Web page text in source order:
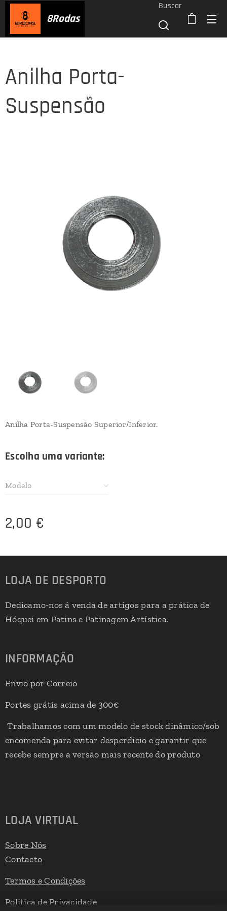
8Rodas
Buscar
Anilha Porta-
Suspensão
Anilha Porta-Suspensão Superior/Inferior.
Escolha uma variante:
Modelo
2,00 €
LOJA DE DESPORTO
Dedicamo-nos á venda de artigos para a prática de
Hóquei em Patins e Patinagem Artística.
INFORMAÇÃO
Envio por Correio
Portes grátis acima de 300€
Trabalhamos com um modelo de stock dinâmico/sob
encomenda para evitar desperdício e garantir que
recebe sempre a versão mais recente do produto
LOJA VIRTUAL
Sobre Nós
Contacto
Termos e Condições
Politica de Privacidade